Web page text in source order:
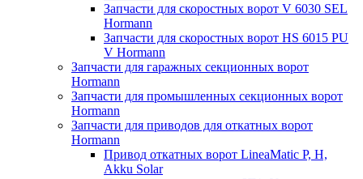
Запчасти для скоростных ворот V 6030 SEL
Hormann
Запчасти для скоростных ворот HS 6015 PU
V Hormann
Запчасти для гаражных секционных ворот
Hormann
Запчасти для промышленных секционных ворот
Hormann
Запчасти для приводов для откатных ворот
Hormann
Привод откатных ворот LineaMatic P, H,
Akku Solar